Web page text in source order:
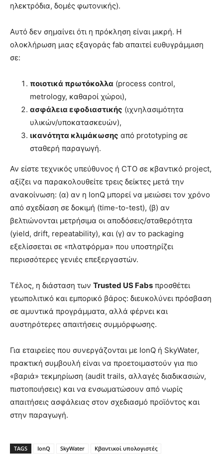
ηλεκτρόδια, δομές φωτονικής).
Αυτό δεν σημαίνει ότι η πρόκληση είναι μικρή. Η
ολοκλήρωση μιας εξαγοράς fab απαιτεί ευθυγράμμιση
σε:
ποιοτικά πρωτόκολλα (process control,
metrology, καθαροί χώροι),
ασφάλεια εφοδιαστικής (ιχνηλασιμότητα
υλικών/υποκατασκευών),
ικανότητα κλιμάκωσης από prototyping σε
σταθερή παραγωγή.
Αν είστε τεχνικός υπεύθυνος ή CTO σε κβαντικό project,
αξίζει να παρακολουθείτε τρεις δείκτες μετά την
ανακοίνωση: (α) αν η IonQ μπορεί να μειώσει τον χρόνο
από σχεδίαση σε δοκιμή (time-to-test), (β) αν
βελτιώνονται μετρήσιμα οι αποδόσεις/σταθερότητα
(yield, drift, repeatability), και (γ) αν το packaging
εξελίσσεται σε «πλατφόρμα» που υποστηρίζει
περισσότερες γενιές επεξεργαστών.
Τέλος, η διάσταση των Trusted US Fabs προσθέτει
γεωπολιτικό και εμπορικό βάρος: διευκολύνει πρόσβαση
σε αμυντικά προγράμματα, αλλά φέρνει και
αυστηρότερες απαιτήσεις συμμόρφωσης.
Για εταιρείες που συνεργάζονται με IonQ ή SkyWater,
πρακτική συμβουλή είναι να προετοιμαστούν για πιο
«βαριά» τεκμηρίωση (audit trails, αλλαγές διαδικασιών,
πιστοποιήσεις) και να ενσωματώσουν από νωρίς
απαιτήσεις ασφάλειας στον σχεδιασμό προϊόντος και
στην παραγωγή.
TAGS IonQ SkyWater Κβαντικοί υπολογιστές